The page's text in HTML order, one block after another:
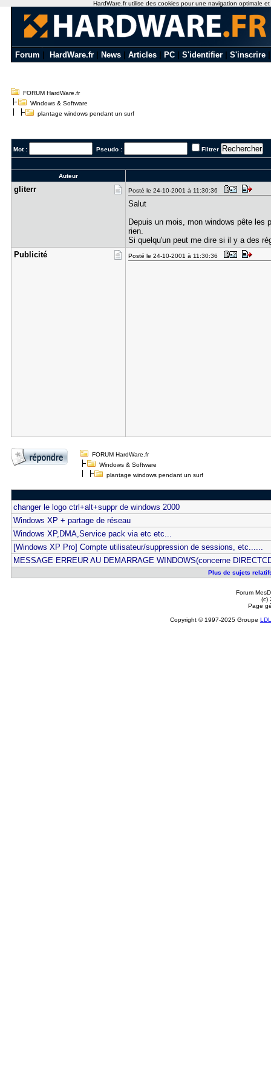
Forum HardWare.fr News Articles PC S'identifier S'inscrire
FORUM HardWare.fr
Windows & Software
plantage windows pendant un surf
Mot : Pseudo : Filtrer
Auteur
gliterr Posté le 24-10-2001 à 11:30:36
Salut
Depuis un mois, mon windows pête les
rien.
Si quelqu'un peut me dire si il y a des
Publicité
Posté le 24-10-2001 à 11:30:36
FORUM HardWare.fr
Windows & Software
plantage windows pendant un surf
changer le logo ctrl+alt+suppr de windows 2000
Windows XP + partage de réseau
Windows XP,DMA,Service pack via etc etc...
[Windows XP Pro] Compte utilisateur/suppression de sessions, etc......
MESSAGE ERREUR AU DEMARRAGE WINDOWS(concerne
Plus de sujets
Forum
(c)
Page
Copyright © 1997-2025 Groupe
HardWare.fr utilise des cookies pour une navigation optimale